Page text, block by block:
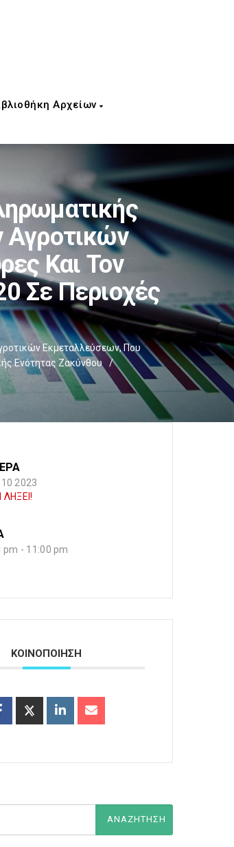
Αρχείων
Αγροτικών
Και Τον
Σε Περιοχές
Εκμεταλλεύσεων, Που
Ενότητας Ζακύνθου
/
2023
ΛΗΞΕΙ!
pm - 11:00 pm
ΚΟΙΝΟΠΟΙΗΣΗ